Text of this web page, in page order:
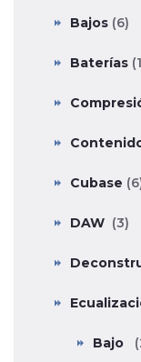
Bajos (6)
Baterías
Cubase
DAW (3)
Bajo